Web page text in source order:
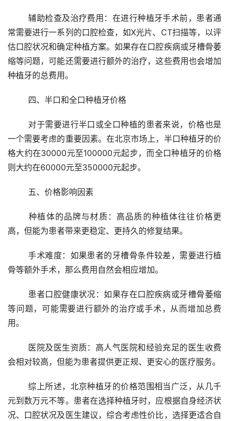
	辅助检查及治疗费用：在进行种植牙手术前，患者通
常需要进行一系列的口腔检查，如X光片、CT扫描等，以评
估口腔状况和确定种植方案。如果存在口腔疾病或牙槽骨萎
缩等问题，可能还需要进行额外的治疗，这些费用也会增加
种植牙的总费用。
	四、半口和全口种植牙价格
一个需要考虑的重要因素。在北京市场上，半口种植牙的价
格大约在30000元至100000元起步，而全口种植牙的价格
则大约在60000元至350000元起步。
	五、价格影响因素
	种植体的品牌与材质：高品质的种植体往往价格更
高，但能为患者带来更稳定、更持久的修复结果。
	手术难度：如果患者的牙槽骨条件较差，需要进行植
骨等额外手术，那么费用自然会相应增加。
等问题，可能需要进行额外的治疗或手术，从而增加总费
用。
会相对较高，但能为患者提供更正规、更安心的医疗服务。
	综上所述，北京种植牙的价格范围相当广泛，从几千
元到数万元不等。患者在选择种植牙时，应根据自身经济状
况、口腔状况及医生建议，综合考虑性价比，选择更适合自